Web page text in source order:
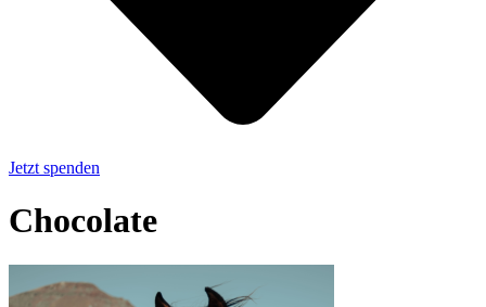
Jetzt spenden
Chocolate